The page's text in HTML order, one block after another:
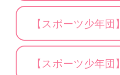
【スポーツ少年
【スポーツ少年